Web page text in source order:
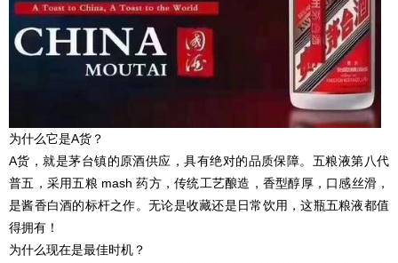
为什么它是A货？
A货，就是茅台镇的原酒供应，具有绝对的品质保障。五粮液第八代
普五，采用五粮 mash 药方，传统工艺酿造，香型醇厚，口感丝滑，
是酱香白酒的标杆之作。无论是收藏还是日常饮用，这瓶五粮液都值
得拥有！
为什么现在是最佳时机？